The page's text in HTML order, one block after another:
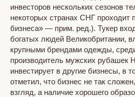
инвесторов нескольких сезонов
некоторых странах СНГ проходит
бизнеса» — прим. ред.). Тукер
богатых людей Великобритании,
крупными брендами одежды,
производитель мужских рубашек
инвестирует в другие бизнесы, в
отметил, что бизнес не так
взгляд, а наличие хорошего